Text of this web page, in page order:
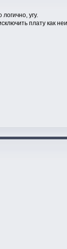
угу.
плату как